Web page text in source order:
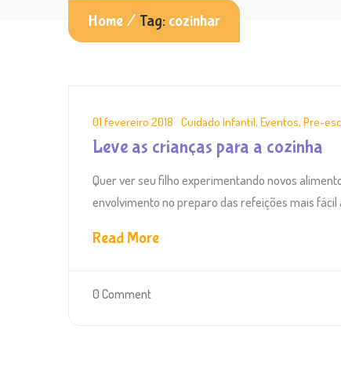
Home / Tag: cozinhar
01 fevereiro 2018 Cuidado Infantil, Eventos, Pre-
Leve as crianças para a cozinha
Quer ver seu filho experimentando novos
envolvimento no preparo das refeições mais fácil
Read More
0 Comment